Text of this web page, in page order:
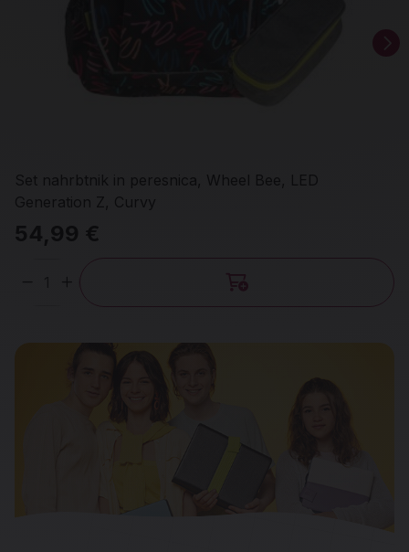
Set nahrbtnik in peresnica, Wheel Bee, LED
Generation Z, Curvy
54,99 €
Količina